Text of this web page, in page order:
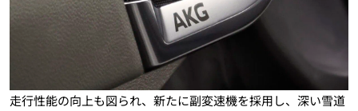
走行性能の向上も図られ、新たに副変速機を採用し、深い雪道